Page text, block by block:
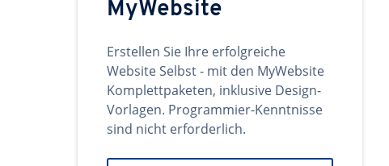
MyWebsite
Erstellen Sie Ihre erfolgreiche
Website Selbst - mit den MyWebsite
Komplettpaketen, inklusive Design-
Vorlagen. Programmier-Kenntnisse
sind nicht erforderlich.